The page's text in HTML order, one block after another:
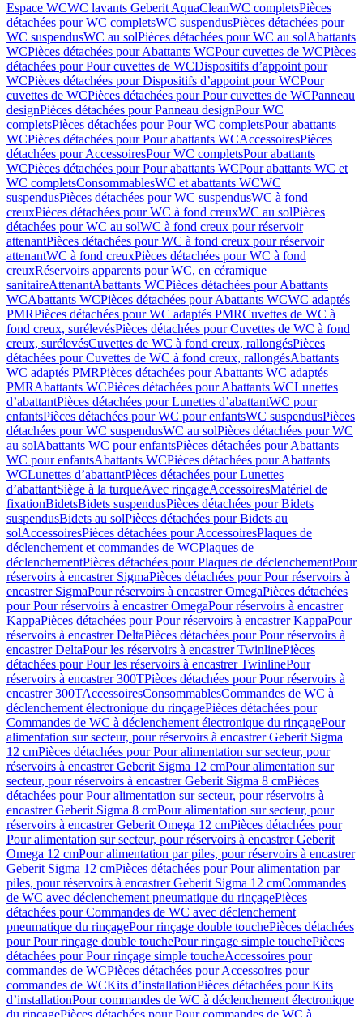
Espace WCWC lavants Geberit AquaCleanWC completsPièces
détachées pour WC completsWC suspendusPièces détachées pour
WC suspendusWC au solPièces détachées pour WC au solAbattants
WCPièces détachées pour Abattants WCPour cuvettes de WCPièces
détachées pour Pour cuvettes de WCDispositifs d’appoint pour
WCPièces détachées pour Dispositifs d’appoint pour WCPour
cuvettes de WCPièces détachées pour Pour cuvettes de WCPanneau
designPièces détachées pour Panneau designPour WC
completsPièces détachées pour Pour WC completsPour abattants
WCPièces détachées pour Pour abattants WCAccessoiresPièces
détachées pour AccessoiresPour WC completsPour abattants
WCPièces détachées pour Pour abattants WCPour abattants WC et
WC completsConsommablesWC et abattants WCWC
suspendusPièces détachées pour WC suspendusWC à fond
creuxPièces détachées pour WC à fond creuxWC au solPièces
détachées pour WC au solWC à fond creux pour réservoir
attenantPièces détachées pour WC à fond creux pour réservoir
attenantWC à fond creuxPièces détachées pour WC à fond
creuxRéservoirs apparents pour WC, en céramique
sanitaireAttenantAbattants WCPièces détachées pour Abattants
WCAbattants WCPièces détachées pour Abattants WCWC adaptés
PMRPièces détachées pour WC adaptés PMRCuvettes de WC à
fond creux, surélevésPièces détachées pour Cuvettes de WC à fond
creux, surélevésCuvettes de WC à fond creux, rallongésPièces
détachées pour Cuvettes de WC à fond creux, rallongésAbattants
WC adaptés PMRPièces détachées pour Abattants WC adaptés
PMRAbattants WCPièces détachées pour Abattants WCLunettes
d’abattantPièces détachées pour Lunettes d’abattantWC pour
enfantsPièces détachées pour WC pour enfantsWC suspendusPièces
détachées pour WC suspendusWC au solPièces détachées pour WC
au solAbattants WC pour enfantsPièces détachées pour Abattants
WC pour enfantsAbattants WCPièces détachées pour Abattants
WCLunettes d’abattantPièces détachées pour Lunettes
d’abattantSiège à la turqueAvec rinçageAccessoiresMatériel de
fixationBidetsBidets suspendusPièces détachées pour Bidets
suspendusBidets au solPièces détachées pour Bidets au
solAccessoiresPièces détachées pour AccessoiresPlaques de
déclenchement et commandes de WCPlaques de
déclenchementPièces détachées pour Plaques de déclenchementPour
réservoirs à encastrer SigmaPièces détachées pour Pour réservoirs à
encastrer SigmaPour réservoirs à encastrer OmegaPièces détachées
pour Pour réservoirs à encastrer OmegaPour réservoirs à encastrer
KappaPièces détachées pour Pour réservoirs à encastrer KappaPour
réservoirs à encastrer DeltaPièces détachées pour Pour réservoirs à
encastrer DeltaPour les réservoirs à encastrer TwinlinePièces
détachées pour Pour les réservoirs à encastrer TwinlinePour
réservoirs à encastrer 300TPièces détachées pour Pour réservoirs à
encastrer 300TAccessoiresConsommablesCommandes de WC à
déclenchement électronique du rinçagePièces détachées pour
Commandes de WC à déclenchement électronique du rinçagePour
alimentation sur secteur, pour réservoirs à encastrer Geberit Sigma
12 cmPièces détachées pour Pour alimentation sur secteur, pour
réservoirs à encastrer Geberit Sigma 12 cmPour alimentation sur
secteur, pour réservoirs à encastrer Geberit Sigma 8 cmPièces
détachées pour Pour alimentation sur secteur, pour réservoirs à
encastrer Geberit Sigma 8 cmPour alimentation sur secteur, pour
réservoirs à encastrer Geberit Omega 12 cmPièces détachées pour
Pour alimentation sur secteur, pour réservoirs à encastrer Geberit
Omega 12 cmPour alimentation par piles, pour réservoirs à encastrer
Geberit Sigma 12 cmPièces détachées pour Pour alimentation par
piles, pour réservoirs à encastrer Geberit Sigma 12 cmCommandes
de WC avec déclenchement pneumatique du rinçagePièces
détachées pour Commandes de WC avec déclenchement
pneumatique du rinçagePour rinçage double touchePièces détachées
pour Pour rinçage double touchePour rinçage simple touchePièces
détachées pour Pour rinçage simple toucheAccessoires pour
commandes de WCPièces détachées pour Accessoires pour
commandes de WCKits d’installationPièces détachées pour Kits
d’installationPour commandes de WC à déclenchement électronique
du rinçagePièces détachées pour Pour commandes de WC à